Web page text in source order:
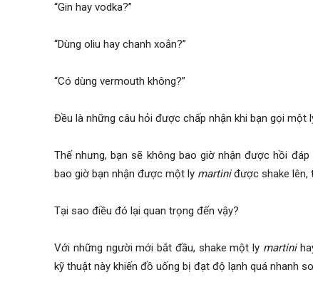
“Gin hay vodka?”
“Dùng oliu hay chanh xoắn?”
“Có dùng vermouth không?”
Đều là những câu hỏi được chấp nhận khi bạn gọi một
Thế nhưng, bạn sẽ không bao giờ nhận được hồi đáp
bao giờ bạn nhận được một ly martiniđược shake lên,
Tại sao điều đó lại quan trọng đến vậy?
Với những người mới bắt đầu, shake một ly martini
kỹ thuật này khiến đồ uống bị đạt độ lạnh quá nhanh